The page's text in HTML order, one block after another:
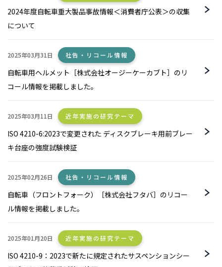
2024年度自転車重大製品事故情報＜消費者庁公表＞の収集
について
2025年03月31日 社告・リコール情報
自転車用ヘルメット［株式会社オージーケーカブト］のリ
コール情報を掲載しました。
2025年03月11日 近年実施の研究テーマ
ISO 4210-6:2023で変更された ディスクブレーキ用前ブレー
キ台座の強度試験検証
2025年02月26日 社告・リコール情報
自転車（フロントフォーク）［株式会社フタバ］のリコー
ル情報を掲載しました。
2025年01月20日 近年実施の研究テーマ
ISO 4210-9：2023で新たに規定されたサスペンションシー